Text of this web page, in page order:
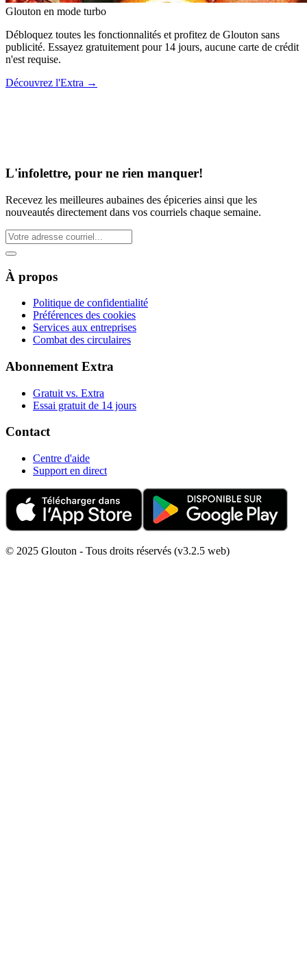
Glouton en mode turbo
Débloquez toutes les fonctionnalités et profitez de Glouton sans
publicité. Essayez gratuitement pour 14 jours, aucune carte de crédit
n'est requise.
Découvrez l'Extra →
L'infolettre, pour ne rien manquer!
Recevez les meilleures aubaines des épiceries ainsi que les
nouveautés directement dans vos courriels chaque semaine.
À propos
Politique de confidentialité
Préférences des cookies
Services aux entreprises
Combat des circulaires
Abonnement Extra
Gratuit vs. Extra
Essai gratuit de 14 jours
Contact
Centre d'aide
Support en direct
© 2025 Glouton - Tous droits réservés (v3.2.5 web)